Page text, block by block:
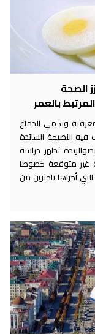
الصحة
بالعمر
ويحمي الدماغ
النصيحة السائدة
تظهر دراسة
غير متوقعة خصوصا
أجراها باحثون من